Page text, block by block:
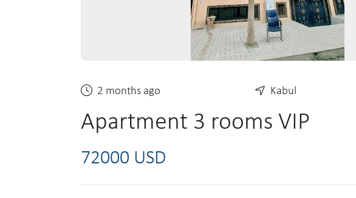
2 months ago Kabul
Apartment 3 rooms VIP
72000 USD